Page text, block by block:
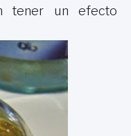
tener un efecto